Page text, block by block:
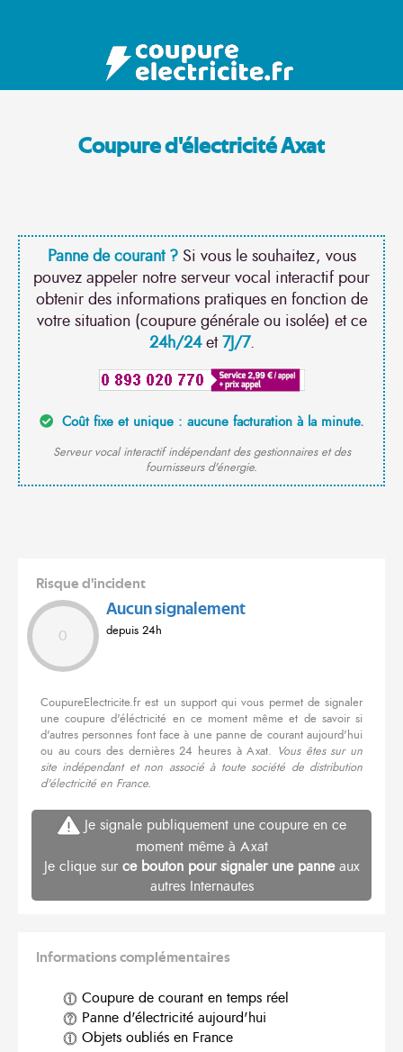
Coupure d'électricité Axat
Panne de courant ?Si vous le souhaitez, vous
pouvez appeler notre serveur vocal interactif pour
obtenir des informations pratiques en fonction de
votre situation (coupure générale ou isolée) et ce
24h/24et7J/7.
Coût fixe et unique : aucune facturation à la minute.
Serveur vocal interactif indépendant des gestionnaires et des
fournisseurs d'énergie.
Risque d'incident
0
Aucun signalement
depuis 24h
CoupureElectricite.fr est un support qui vous permet de signaler
une coupure d'éléctricité en ce moment même et de savoir si
d'autres personnes font face à une panne de courant aujourd'hui
ou au cours des dernières 24 heures à Axat. Vous êtes sur un
site indépendant et non associé à toute société de distribution
d'électricité en France.
Je signale publiquement une coupure en ce
moment même à Axat
Je clique sur ce bouton pour signaler une panneaux
autres Internautes
Informations complémentaires
Coupure de courant en temps réel
Panne d'électricité aujourd'hui
Objets oubliés en France